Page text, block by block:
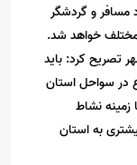
و گردشگر
خواهد شد.
تصریح کرد: باید
در سواحل استان
زمینه نشاط
به استان